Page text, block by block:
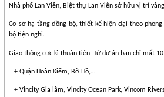
Nhà phố Lan Viên, Biệt thự Lan Viên sở hữu vị trí
Cơ sở hạ tầng đồng bộ, thiết kế hiện đại theo
bộ tiện nghi.
Giao thông cực kì thuận tiện. Từ dự án bạn chỉ mất
+ Quận Hoàn Kiếm, Bờ Hồ,….
+ Vincity Gia lâm, Vincity Ocean Park, Vincom